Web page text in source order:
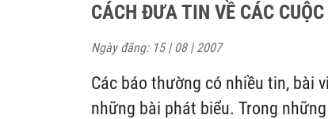
CÁCH ĐƯA TIN VỀ CÁC
Ngày đăng: 15 | 08 | 2007
Các báo thường có nhiều tin, bài
những bài phát biểu. Trong